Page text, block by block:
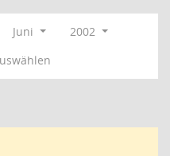
Juni
2002